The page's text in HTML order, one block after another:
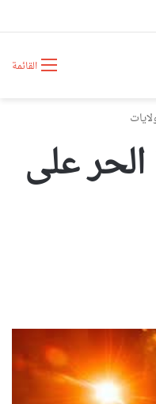
القائمة
على